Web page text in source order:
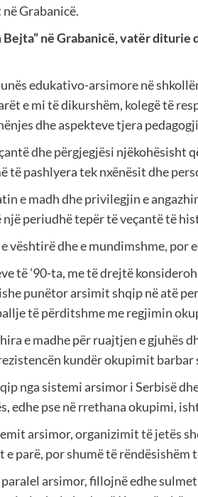
Grabanicë.
Bejta” në Grabanicë, vatër
edukativo-arsimore në
e mi të dikurshëm, kolegë të
dhe aspekteve tjera
dhe përgjegjësi njëkohësisht
të pashlyera tek nxënësit dhe
e madh dhe privilegjin e
periudhë tepër të veçantë të
vështirë dhe e mundimshme, por
të ’90-ta, me të drejtë
punëtor arsimit shqip në atë
të përditshme me regjimin
e madhe për ruajtjen e gjuhës
kundër okupimit barbar
nga sistemi arsimor i Serbisë
edhe pse në rrethana okupimi,
arsimor, organizimit të jetës
e parë, por shumë të
arsimor, fillojnë edhe